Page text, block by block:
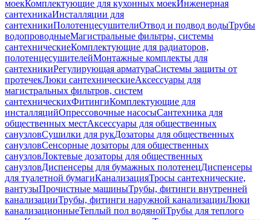
моекКомплектующие для кухонных моекИнженерная
сантехникаИнсталляции для
сантехникиПолотенцесушителиОтвод и подвод водыТрубы
водопроводныеМагистральные фильтры, системы
сантехническиеКомплектующие для радиаторов,
полотенцесушителейМонтажные комплекты для
сантехникиРегулирующая арматураСистемы защиты от
протечекЛюки сантехническиеАксессуары для
магистральных фильтров, систем
сантехническихФитингиКомплектующие для
инсталляцийОпрессовочные насосыСантехника для
общественных местАксессуары для общественных
санузловСушилки для рукДозаторы для общественных
санузловСенсорные дозаторы для общественных
санузловЛоктевые дозаторы для общественных
санузловДиспенсеры для бумажных полотенецДиспенсеры
для туалетной бумагиКанализацияТросы сантехнические,
вантузыПрочистные машиныТрубы, фитинги внутренней
канализацииТрубы, фитинги наружной канализацииЛюки
канализационныеТеплый пол водянойТрубы для теплого